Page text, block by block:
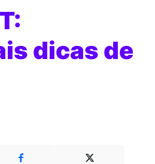
dicas de